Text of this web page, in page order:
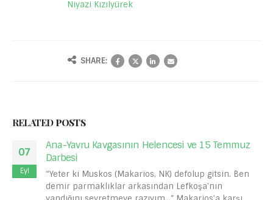
Niyazi Kızılyürek
SHARE:
RELATEDPOSTS
07
Eyl
Ana-Yavru Kavgasının Helencesi ve 15 Temmuz
Darbesi
“Yeter ki Muskos (Makarios, NK) defolup gitsin. Ben
demir parmaklıklar arkasından Lefkoşa’nın